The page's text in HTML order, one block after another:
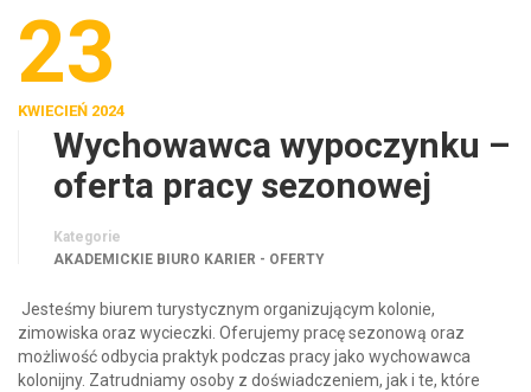
23
KWIECIEŃ 2024
Wychowawca wypoczynku –
oferta pracy sezonowej
Kategorie
AKADEMICKIE BIURO KARIER - OFERTY
Jesteśmy biurem turystycznym organizującym kolonie,
zimowiska oraz wycieczki. Oferujemy pracę sezonową oraz
możliwość odbycia praktyk podczas pracy jako wychowawca
kolonijny. Zatrudniamy osoby z doświadczeniem, jak i te, które